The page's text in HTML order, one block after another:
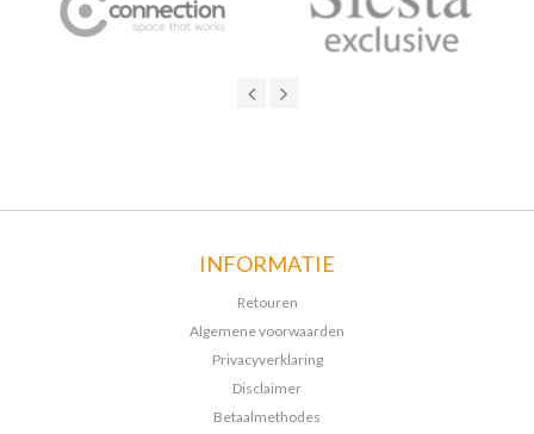
INFORMATIE
Retouren
Algemene voorwaarden
Privacyverklaring
Disclaimer
Betaalmethodes